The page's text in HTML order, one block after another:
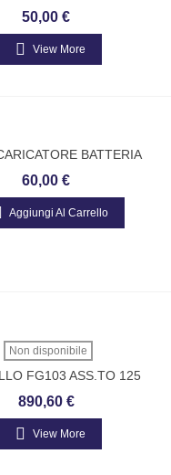
E Mantenitore Con Ciclo Di
50,00 €
View More
BATTERIA
60,00 €
Aggiungi Al Carrello
Non disponibile
FG103 ASS.TO 125
890,60 €
View More